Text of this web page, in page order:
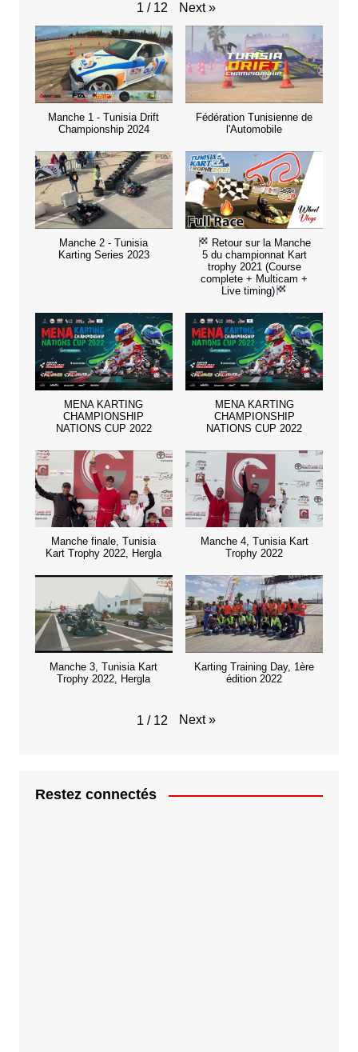
1 / 12 Next »
Manche 1 - Tunisia Drift
Championship 2024
Fédération Tunisienne de
l'Automobile
Manche 2 - Tunisia
Karting Series 2023
Retour sur la Manche
5 du championnat Kart
trophy 2021 (Course
complete + Multicam +
Live timing)
MENA KARTING
CHAMPIONSHIP
NATIONS CUP 2022
MENA KARTING
CHAMPIONSHIP
NATIONS CUP 2022
Manche finale, Tunisia
Kart Trophy 2022, Hergla
Manche 4, Tunisia Kart
Trophy 2022
Manche 3, Tunisia Kart
Trophy 2022, Hergla
Karting Training Day, 1ère
édition 2022
1 / 12 Next »
Restez connectés